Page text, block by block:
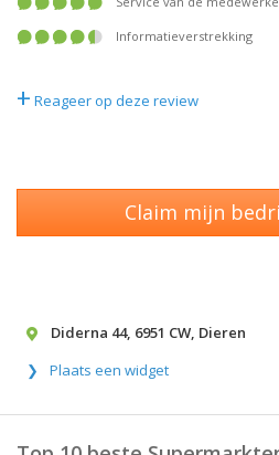
informatieverstrekking
+ Reageer op deze review
Claim mijn
Diderna 44, 6951 CW, Dieren
Plaats een widget